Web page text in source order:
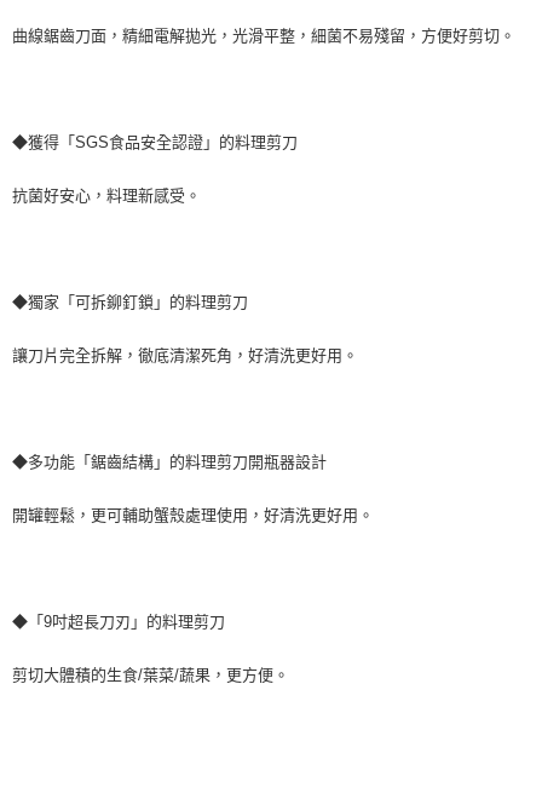
曲線鋸齒刀面，精細電解拋光，光滑平整，細菌不易殘留，方便好剪切。
◆獲得「SGS食品安全認證」的料理剪刀
抗菌好安心，料理新感受。
◆獨家「可拆鉚釘鎖」的料理剪刀
讓刀片完全拆解，徹底清潔死角，好清洗更好用。
◆多功能「鋸齒結構」的料理剪刀開瓶器設計
開罐輕鬆，更可輔助蟹殼處理使用，好清洗更好用。
◆「9吋超長刀刃」的料理剪刀
剪切大體積的生食/葉菜/蔬果，更方便。